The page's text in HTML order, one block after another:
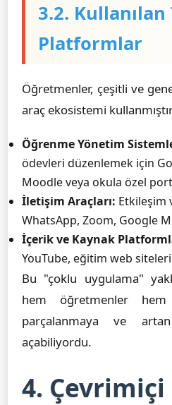
3.2.
Platformlar
Öğretmenler, çeşitli ve
araç ekosistemi
Öğrenme Yönetim
ödevleri düzenlemek için
Moodle veya okula özel
İletişim Araçları: Etkileşim
WhatsApp, Zoom, Google
İçerik ve Kaynak
YouTube, eğitim web
Bu "çoklu uygulama"
hem öğretmenler
parçalanmaya ve
açabiliyordu.
4. Çevrimiçi